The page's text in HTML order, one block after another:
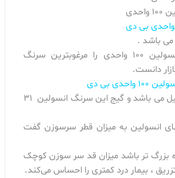
باشد .
می توان سرنگ انسولین ۱۰۰ واحدی را مرغوبترین سرنگ
دانست.
بی دی
طول این سرنگ ۶ میل می باشد و گیج این سرنگ انسولین ۳۱
انسولین به میزان قطر سرسوزن گفت
بزرگ تر باشد میزان قد سر سوزن کوچک
، بیمار درد کمتری را احساس می‌کند.